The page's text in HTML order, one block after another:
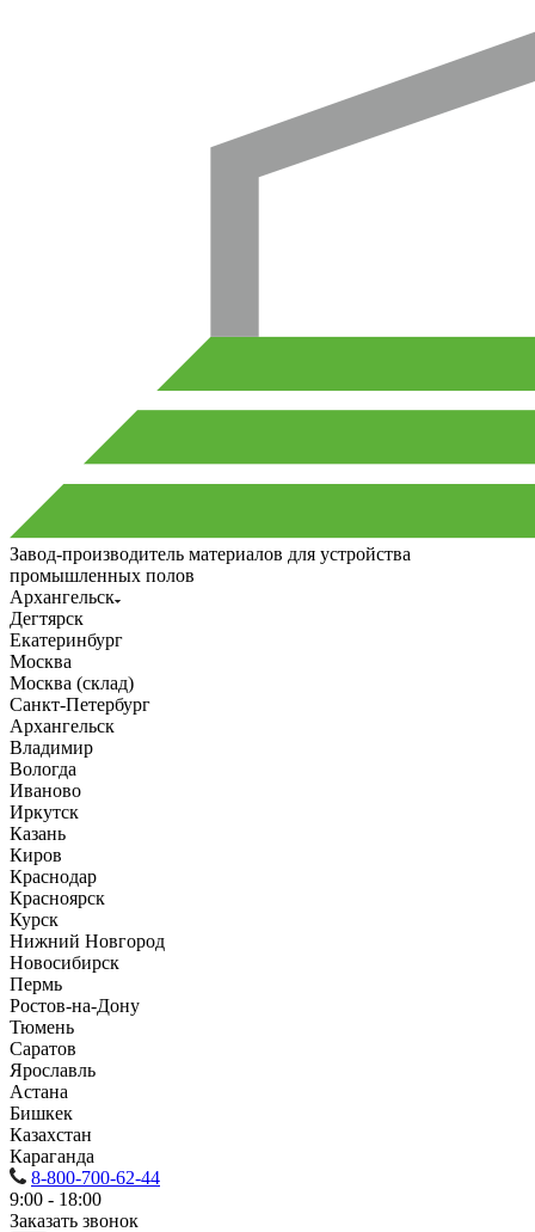
Завод-производитель материалов для устройства
промышленных полов
Архангельск
Дегтярск
Екатеринбург
Москва
Москва (склад)
Санкт-Петербург
Архангельск
Владимир
Вологда
Иваново
Иркутск
Казань
Киров
Краснодар
Красноярск
Курск
Нижний Новгород
Новосибирск
Пермь
Ростов-на-Дону
Тюмень
Саратов
Ярославль
Астана
Бишкек
Казахстан
Караганда
8-800-700-62-44
9:00 - 18:00
Заказать звонок